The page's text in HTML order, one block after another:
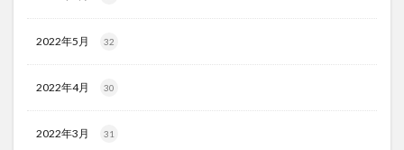
2022年5月 32
2022年4月 30
2022年3月 31